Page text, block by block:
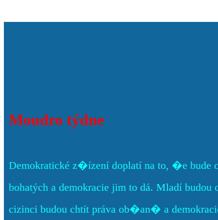
Moudro týdne
Demokratické z�ízení doplatí na to, �e
bohatých a demokracie jim to dá. Mladí
cizinci budou chtít práva ob�an� a